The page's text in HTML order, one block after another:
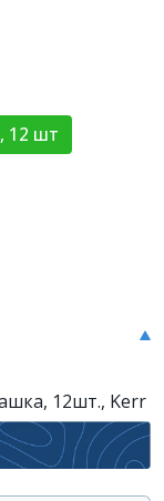
12 шт
12шт., Kerr